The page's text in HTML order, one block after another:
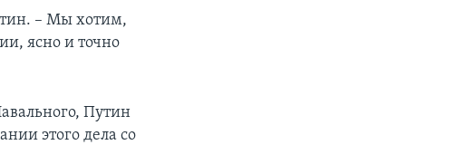
– Мы хотим,
ясно и точно
Путин
этого дела со